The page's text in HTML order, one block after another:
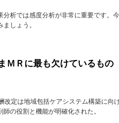
分析では感度分析が非常に重要です。
しょう。
ＭＲに最も欠けているも
改定は地域包括ケアシステム構築に向
の役割と機能が明確化された。